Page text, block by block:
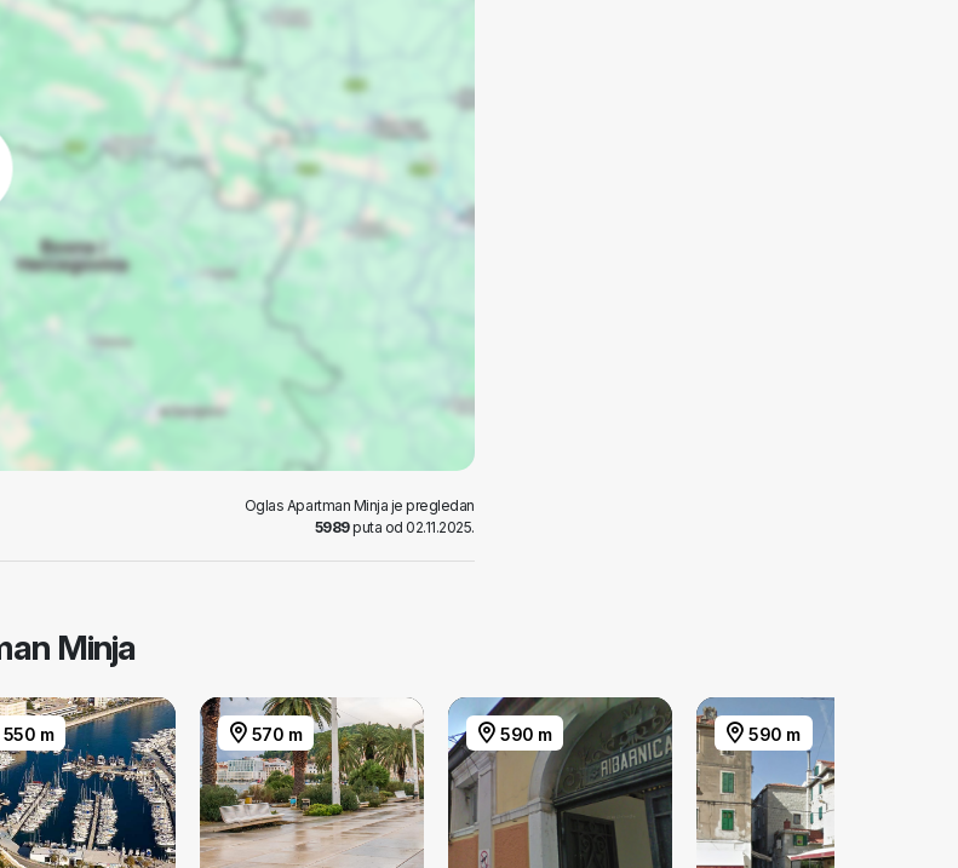
Oglas Apartman Minja je pregledan
5989puta od 02.11.2025.
Minja
550 m 570 m 590 m 590 m